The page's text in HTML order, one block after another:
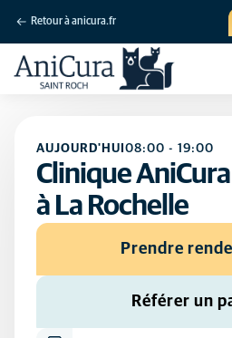
Retour à anicura.fr
AUJOURD'HUI 08:00 - 19:00
Clinique
à La Rochelle
Prendre
Référer un